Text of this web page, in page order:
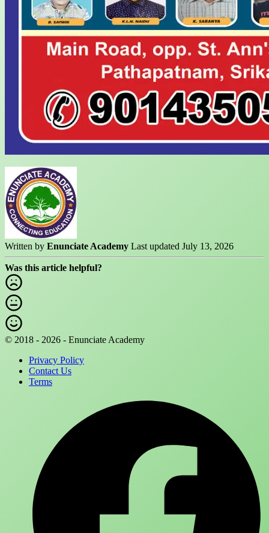
Written by Enunciate Academy Last updated July 13, 2026
Was this article helpful?
© 2018 - 2026 - Enunciate Academy
Privacy Policy
Contact Us
Terms